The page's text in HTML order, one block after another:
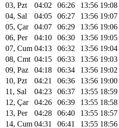
03, Pzt
04:02 06:26 13:56 19:08
04, Sal
04:05 06:27 13:56 19:07
05, Çar
04:07 06:29 13:56 19:06
06, Per
04:10 06:30 13:56 19:05
07, Cum 04:13 06:32 13:56 19:04
08, Cmt 04:15 06:33 13:56 19:03
09, Paz
04:18 06:34 13:56 19:02
10, Pzt
04:21 06:36 13:56 19:00
11, Sal
04:23 06:37 13:55 18:59
12, Çar
04:26 06:39 13:55 18:58
13, Per
04:28 06:40 13:55 18:57
14, Cum 04:31 06:41 13:55 18:56